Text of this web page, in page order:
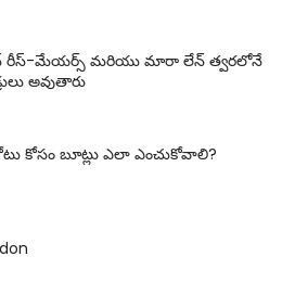
మేయర్స్ మరియు మారా లేన్ త్వరలోనే
అవుతారు
కోసం బూట్లు ఎలా ఎంచుకోవాలి?